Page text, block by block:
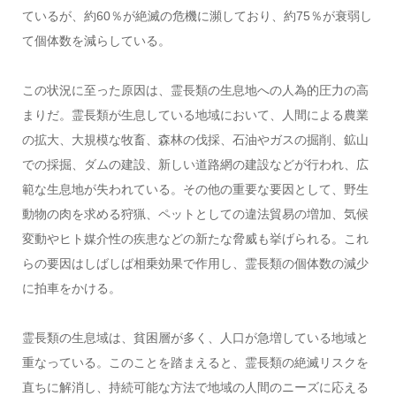
ているが、約60％が絶滅の危機に瀕しており、約75％が衰弱し
て個体数を減らしている。
この状況に至った原因は、霊長類の生息地への人為的圧力の高
まりだ。霊長類が生息している地域において、人間による農業
の拡大、大規模な牧畜、森林の伐採、石油やガスの掘削、鉱山
での採掘、ダムの建設、新しい道路網の建設などが行われ、広
範な生息地が失われている。その他の重要な要因として、野生
動物の肉を求める狩猟、ペットとしての違法貿易の増加、気候
変動やヒト媒介性の疾患などの新たな脅威も挙げられる。これ
らの要因はしばしば相乗効果で作用し、霊長類の個体数の減少
に拍車をかける。
霊長類の生息域は、貧困層が多く、人口が急増している地域と
重なっている。このことを踏まえると、霊長類の絶滅リスクを
直ちに解消し、持続可能な方法で地域の人間のニーズに応える